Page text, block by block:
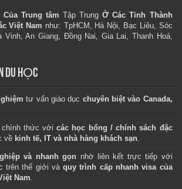
Trung tâm Tập TrungỞ Các Tỉnh Thành
Việt Nam như: TpHCM, Hà Nội, Bạc Liêu, Sóc
Vinh, An Giang, Đồng Nai, Gia Lai, Thanh Hoá,
DU HỌC
tư vấn giáo dục chuyên biệt vào Canada,
chính thức vớicác học bổng / chính sách đặc
về kinh tế, IT và nhà hàng khách sạn.
và nhanh gọn nhờ liên kết trực tiếp với
trên thế giới vàquy trình cấp nhanh visa của
Nam.